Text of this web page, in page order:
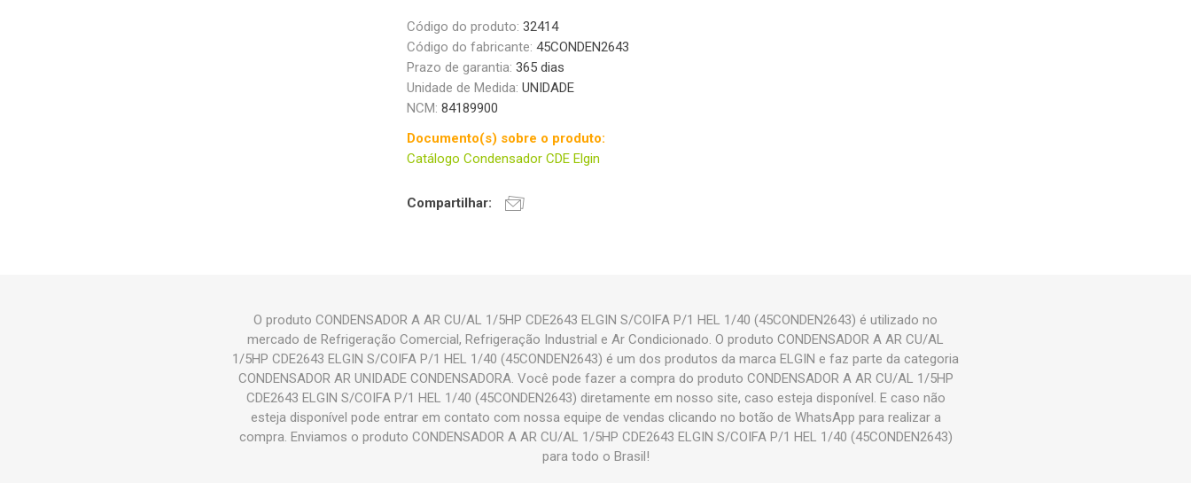
Código do produto: 32414
Código do fabricante: 45CONDEN2643
Prazo de garantia:365 dias
Unidade de Medida:UNIDADE
NCM:84189900
Documento(s) sobre o produto:
Catálogo Condensador CDE Elgin
Compartilhar:
O produto CONDENSADOR A AR CU/AL 1/5HP CDE2643 ELGIN S/COIFA P/1 HEL 1/40 (45CONDEN2643) é utilizado no
mercado de Refrigeração Comercial, Refrigeração Industrial e Ar Condicionado. O produto CONDENSADOR A AR CU/AL
1/5HP CDE2643 ELGIN S/COIFA P/1 HEL 1/40 (45CONDEN2643) é um dos produtos da marca ELGIN e faz parte da categoria
CONDENSADOR AR UNIDADE CONDENSADORA. Você pode fazer a compra do produto CONDENSADOR A AR CU/AL 1/5HP
CDE2643 ELGIN S/COIFA P/1 HEL 1/40 (45CONDEN2643) diretamente em nosso site, caso esteja disponível. E caso não
esteja disponível pode entrar em contato com nossa equipe de vendas clicando no botão de WhatsApp para realizar a
compra. Enviamos o produto CONDENSADOR A AR CU/AL 1/5HP CDE2643 ELGIN S/COIFA P/1 HEL 1/40 (45CONDEN2643)
para todo o Brasil!